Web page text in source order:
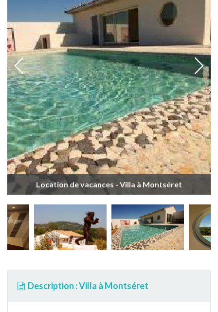
Location de vacances - Villa à Montséret
Description : Villa à Montséret